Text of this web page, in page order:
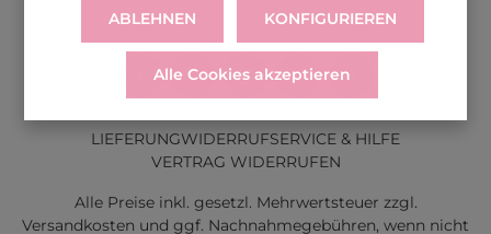
LIEFERUNGWIDERRUFSERVICE & HILFE
VERTRAG WIDERRUFEN
Alle Preise inkl. gesetzl. Mehrwertsteuer zzgl.
Versandkosten und ggf. Nachnahmegebühren, wenn nicht
ABLEHNEN KONFIGURIEREN
Alle Cookies akzeptieren